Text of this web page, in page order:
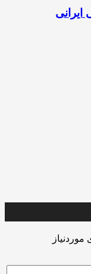
ایرانی